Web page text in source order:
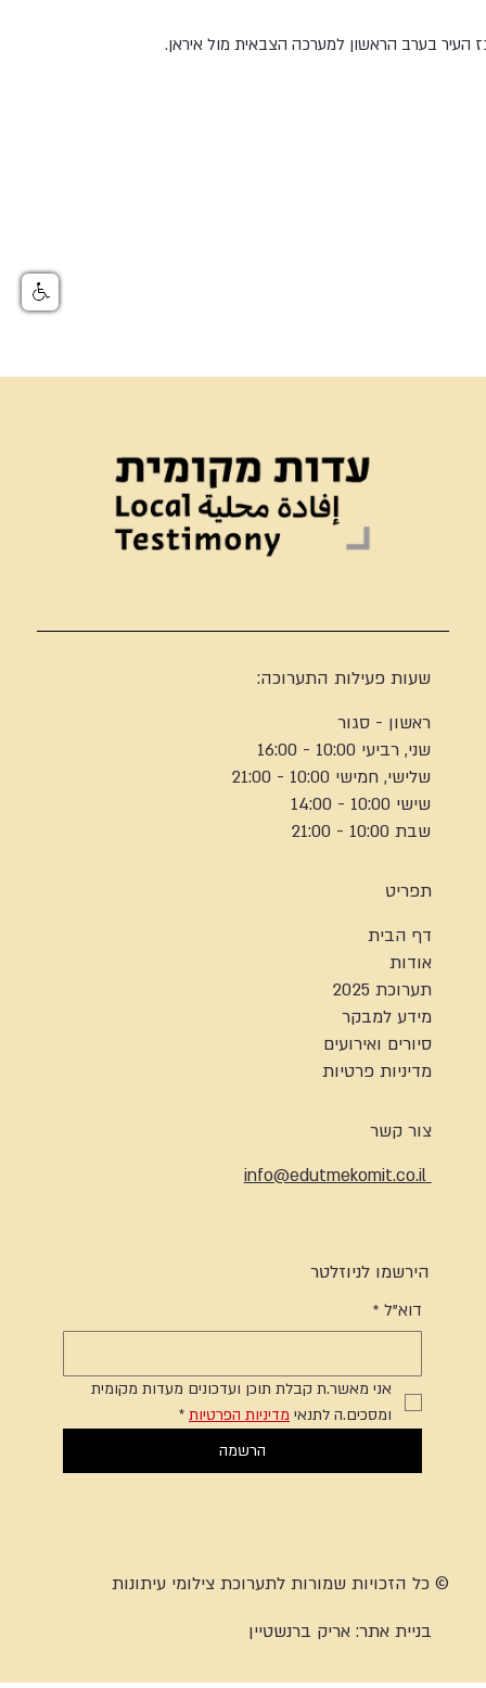
העיר בערב הראשון למערכה הצבאית מול איראן.
שעות פעילות התערוכה:
ראשון - סגור
שני, רביעי 10:00 - 16:00
שלישי, חמישי 10:00 - 21:00
שישי 10:00 - 14:00
שבת 10:00 - 21:00
תפריט
דף הבית
אודות
תערוכת 2025
מידע למבקר
סיורים ואירועים
מדיניות פרטיות
צור קשר
info@edutmekomit.co.il
הירשמו לניוזלטר
דוא"ל *
אני מאשר.ת קבלת תוכן ועדכונים מעדות מקומית
ומסכים.ה לתנאי מדיניות הפרטיות *
הרשמה
© כל הזכויות שמורות לתערוכת צילומי עיתונות
בניית אתר:אריק ברנשטיין